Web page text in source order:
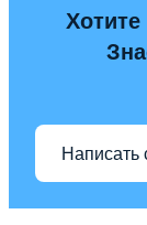
Хотите
Написать